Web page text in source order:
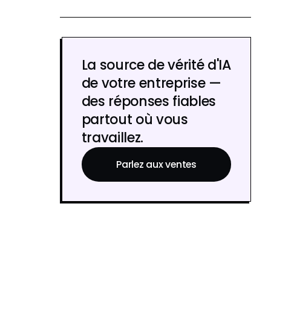
La source de vérité d'IA
de votre entreprise —
des réponses fiables
partout où vous
travaillez.
Parlez aux ventes